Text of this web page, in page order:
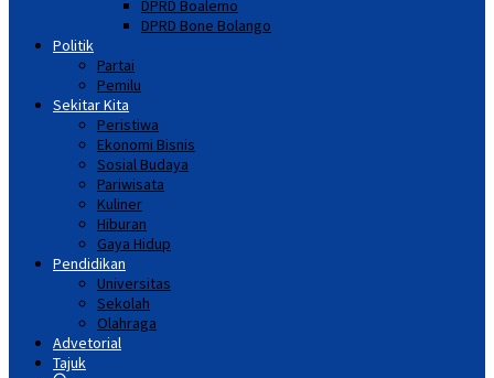
DPRD Boalemo
DPRD Bone Bolango
Politik
Partai
Pemilu
Sekitar Kita
Peristiwa
Ekonomi Bisnis
Sosial Budaya
Pariwisata
Kuliner
Hiburan
Gaya Hidup
Pendidikan
Universitas
Sekolah
Olahraga
Advetorial
Tajuk